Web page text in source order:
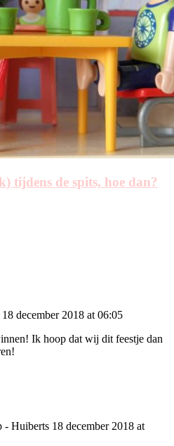
tijdens de spits, hoe dan?
18 december 2018 at 06:05
Ik hoop dat wij dit feestje dan
- Huiberts 18 december 2018 at